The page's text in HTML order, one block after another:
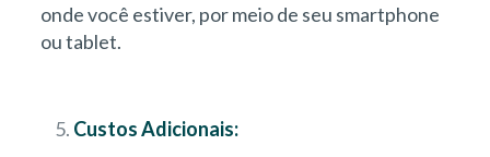
onde você estiver, por meio de seu smartphone
ou tablet.
Custos Adicionais: